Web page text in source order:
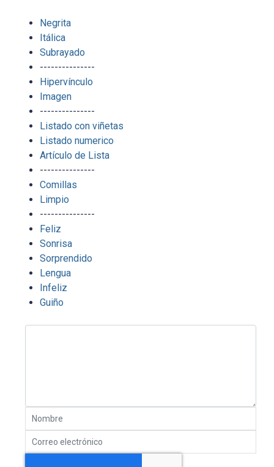
Negrita
Itálica
Subrayado
---------------
Hipervínculo
Imagen
---------------
Listado con viñetas
Listado numerico
Artículo de Lista
---------------
Comillas
Limpio
---------------
Feliz
Sonrisa
Sorprendido
Lengua
Infeliz
Guiño